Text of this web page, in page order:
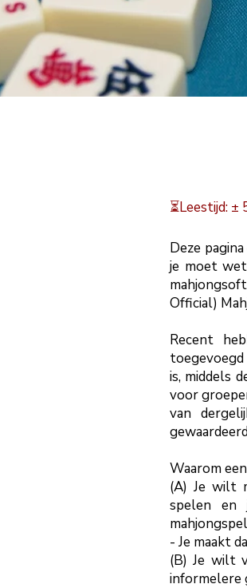
⏳️Leestijd:
Deze
je moet
Official)
Recent
is, middels
voor
van
Waarom
(A) Je wilt
spelen en
- Je maakt
(B) Je wilt
informelere